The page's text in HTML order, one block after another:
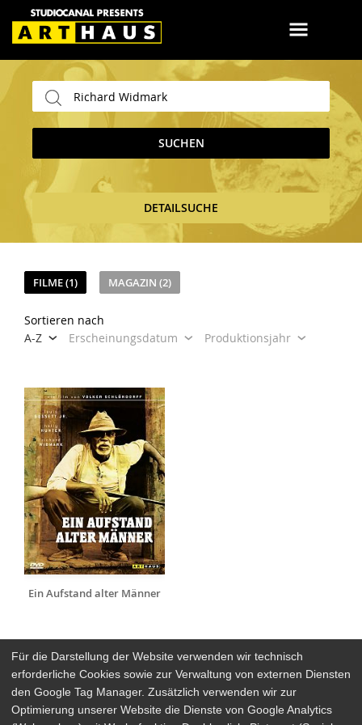
SUCHEN
DETAILSUCHE
FILME (1) MAGAZIN (2)
Sortieren nach
A-Z
Erscheinungsdatum Produktionsjahr
Ein Aufstand alter Männer
Arthaus Stores
Für die Darstellung der Website verwenden wir technisch
erforderliche Cookies sowie zur Verwaltung von externen Diensten
den Google Tag Manager. Zusätzlich verwenden wir zur
Optimierung unserer Website die Dienste von Google Analytics